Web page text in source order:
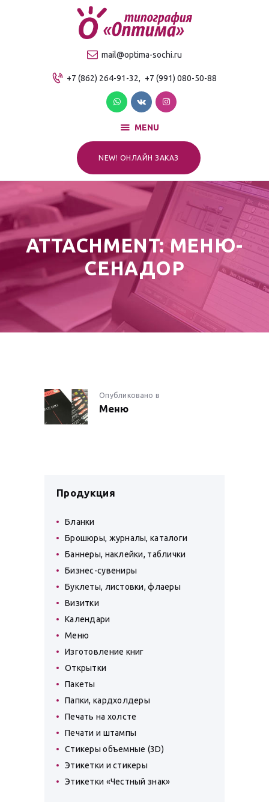
mail@optima-sochi.ru
+7 (862) 264-91-32, +7 (991) 080-50-88
MENU
NEW! ОНЛАЙН ЗАКАЗ
ATTACHMENT: МЕНЮ-
СЕНАДОР
Качественная типография в Сочи
О компании
Продукция
Услуги
Прайс-лист
Для клиентов
НАВИГАЦИЯ
ПО
Опубликовано вПредыдущая
Меню
Продукция
Бланки
Брошюры, журналы, каталоги
Баннеры, наклейки, таблички
Бизнес-сувениры
Буклеты, листовки, флаеры
Визитки
Календари
Меню
Изготовление книг
Открытки
Пакеты
Папки, кардхолдеры
Печать на холсте
Печати и штампы
Стикеры объемные (3D)
Этикетки и стикеры
Этикетки «Честный знак»